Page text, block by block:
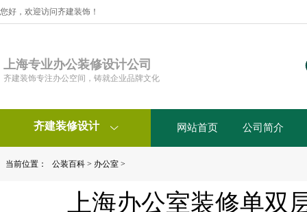
您好，欢迎访问齐建装饰！
上海专业办公装修设计公司
齐建装饰专注办公空间，铸就企业品牌文化
齐建装修设计  网站首页 公司简介
当前位置： 公装百科 > 办公室 >
上海办公室装修单双